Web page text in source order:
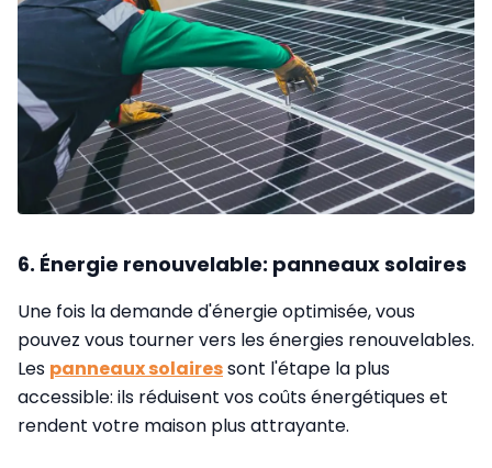
6. Énergie renouvelable: panneaux solaires
Une fois la demande d'énergie optimisée, vous
pouvez vous tourner vers les énergies renouvelables.
Les panneaux solairessont l'étape la plus
accessible: ils réduisent vos coûts énergétiques et
rendent votre maison plus attrayante.